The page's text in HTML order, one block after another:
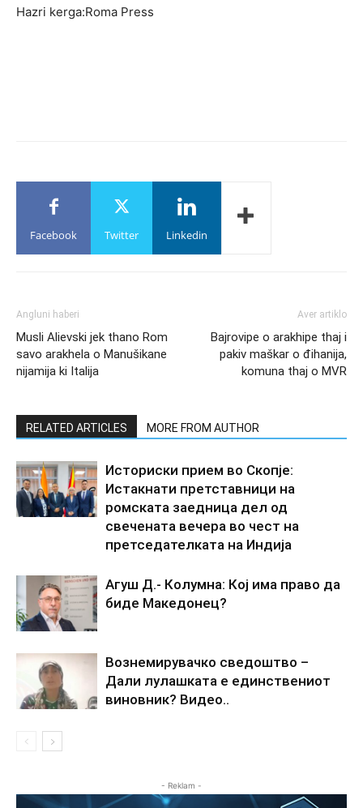
Hazri kerga:Roma Press
Facebook Twitter Linkedin
Angluni haberi
Musli Alievski jek thano Rom
savo arakhela o Manušikane
nijamija ki Italija
Aver artiklo
Bajrovipe o arakhipe thaj i
pakiv maškar o đihanija,
komuna thaj o MVR
RELATED ARTICLES MORE FROM AUTHOR
Историски прием во Скопје:
Истакнати претставници на
ромската заедница дел од
свечената вечера во чест на
претседателката на Индија
Агуш Д.- Колумна: Кој има право да
биде Македонец?
Вознемирувачко сведоштво –
Дали лулашката е единствениот
виновник? Видео..
- Reklam -